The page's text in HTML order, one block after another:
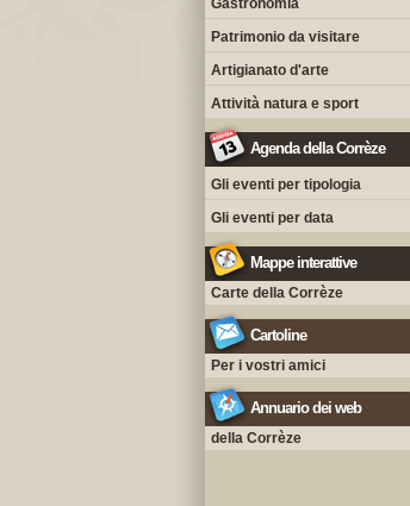
Gastronomia
Patrimonio da visitare
Artigianato d'arte
Attività natura e sport
Agenda della Corrèze
Gli eventi per tipologia
Gli eventi per data
Mappe interattive
Carte della Corrèze
Cartoline
Per i vostri amici
Annuario dei web
della Corrèze